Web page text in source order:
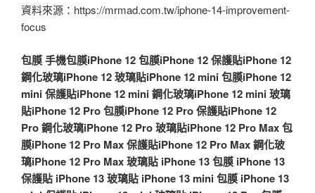
資料來源：https://mrmad.com.tw/iphone-14-improvement-
focus
包膜手機包膜iPhone 12 包膜iPhone 12 保護貼iPhone 12
鋼化玻璃iPhone 12 玻璃貼iPhone 12 mini 包膜iPhone 12
mini 保護貼iPhone 12 mini 鋼化玻璃iPhone 12 mini 玻璃
貼iPhone 12 Pro 包膜iPhone 12 Pro 保護貼iPhone 12
Pro 鋼化玻璃iPhone 12 Pro 玻璃貼iPhone 12 Pro Max 包
膜iPhone 12 Pro Max 保護貼iPhone 12 Pro Max 鋼化玻
璃iPhone 12 Pro Max 玻璃貼 iPhone 13 包膜 iPhone 13
保護貼 iPhone 13 玻璃貼 iPhone 13 mini 包膜 iPhone 13